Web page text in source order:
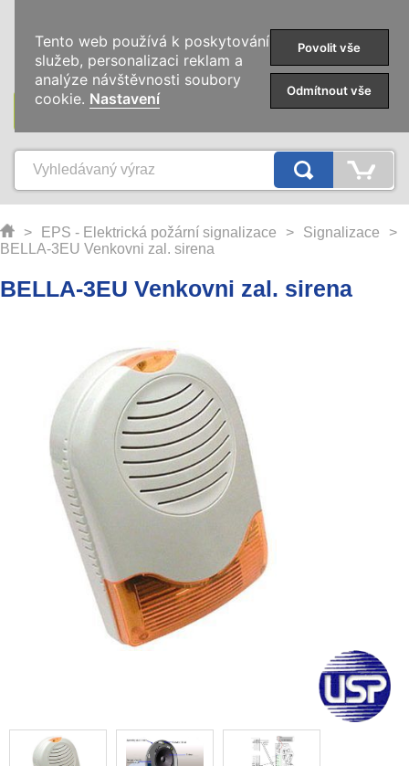
KATEGORIE
> EPS - Elektrická požární signalizace > Signalizace
>
BELLA-3EU Venkovni zal. sirena
BELLA-3EU Venkovni zal. sirena
Tento web používá k poskytování
služeb, personalizaci reklam a
analýze návštěvnosti soubory
cookie. Nastavení
Povolit vše
Odmítnout vše